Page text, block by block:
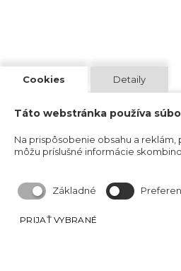
Cookies Detaily
Táto webstránka používa
Na prispôsobenie obsahu a
môžu príslušné informácie
Základné
PRIJAŤ VYBRANÉ